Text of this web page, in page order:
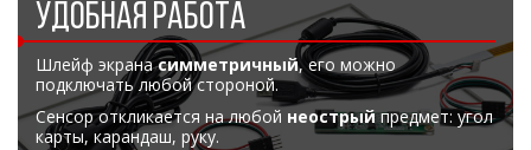
УДОБНАЯ РАБОТА
Шлейф экранасимметричный, его можно
подключать любой стороной.
Сенсор откликается на любой неострыйпредмет: угол
карты, карандаш, руку.